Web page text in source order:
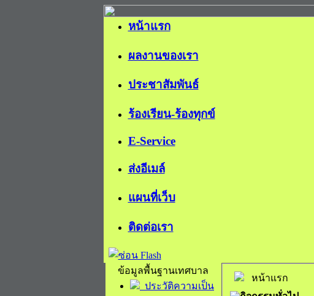
หน้าแรก
ผลงานของเรา
ประชาสัมพันธ์
ร้องเรียน-ร้องทุกข์
E-Service
ส่งอีเมล์
แผนที่เว็บ
ติดต่อเรา
ข้อมูลพื้นฐานเทศบาล
ประวัติความเป็น
หน้าแรก